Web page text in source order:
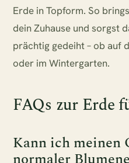
Erde in Topform. So
dein Zuhause und sorgst
prächtig gedeiht – ob auf
oder im Wintergarten.
FAQs zur Erde
Kann ich meinen